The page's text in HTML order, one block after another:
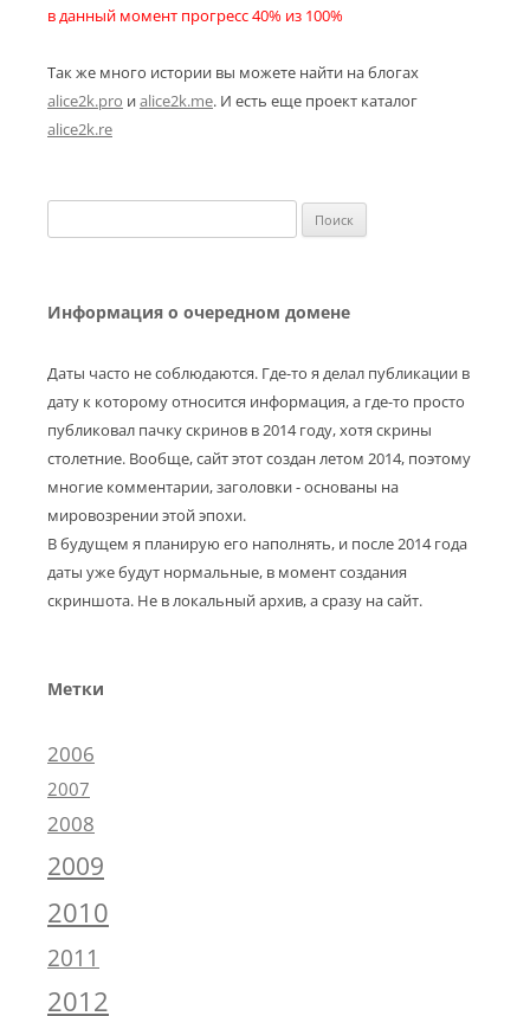
в данный момент прогресс 40% из 100%
Так же много истории вы можете найти на блогах
alice2k.pro иalice2k.me. И есть еще проект каталог
alice2k.re
Информация о очередном домене
Даты часто не соблюдаются. Где-то я делал публикации в
дату к которому относится информация, а где-то просто
публиковал пачку скринов в 2014 году, хотя скрины
столетние. Вообще, сайт этот создан летом 2014, поэтому
многие комментарии, заголовки - основаны на
мировозрении этой эпохи.
В будущем я планирую его наполнять, и после 2014 года
даты уже будут нормальные, в момент создания
скриншота. Не в локальный архив, а сразу на сайт.
Метки
2006
2007
2008
2009
2010
2011
2012